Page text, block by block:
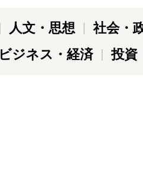
人文・思想
社会・
ビジネス・経済 投資